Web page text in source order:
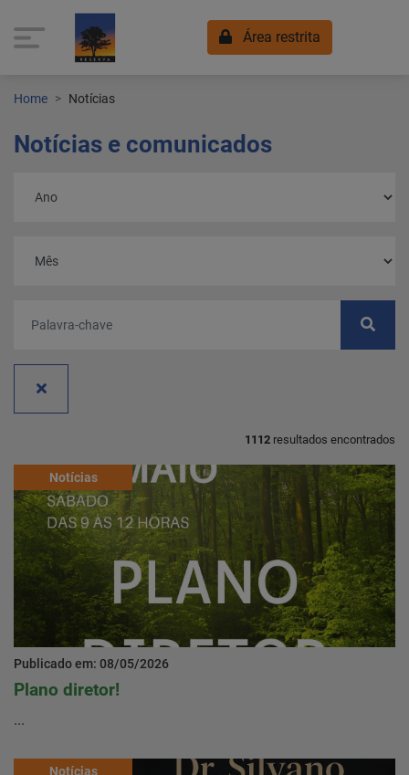
Área restrita
Home
Notícias
Localização
Contato
Home Notícias
Notícias e comunicados
1112 resultados encontrados
Notícias
Publicado em: 08/05/2026
Plano diretor!
...
Notícias